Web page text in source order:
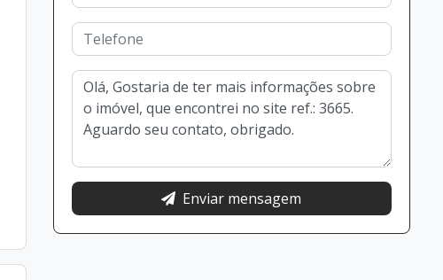
Enviar mensagem